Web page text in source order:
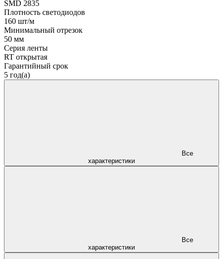
SMD 2835
Плотность светодиодов
160 шт/м
Минимальный отрезок
50 мм
Серия ленты
RT открытая
Гарантийный срок
5 год(а)
характеристики
характеристики